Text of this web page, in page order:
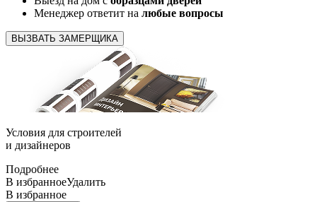
Менеджер ответит на любые вопросы
ВЫЗВАТЬ ЗАМЕРЩИКА
Условия для строителей
и дизайнеров
Подробнее
В избранноеУдалить
В избранное